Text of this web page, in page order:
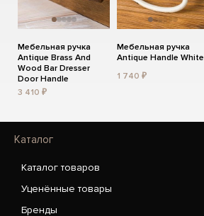
Мебельная ручка
Antique Brass And
Wood Bar Dresser
Door Handle
3 410 ₽
Мебельная ручка
Antique Handle White
1 740 ₽
Каталог
Каталог товаров
Уценённые товары
Бренды